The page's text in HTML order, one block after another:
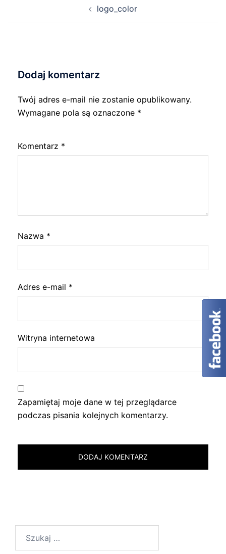
logo_color
Dodaj komentarz
Twój adres e-mail nie zostanie opublikowany.
Wymagane pola są oznaczone *
Komentarz *
Nazwa *
Adres e-mail *
Witryna internetowa
Zapamiętaj moje dane w tej przeglądarce
podczas pisania kolejnych komentarzy.